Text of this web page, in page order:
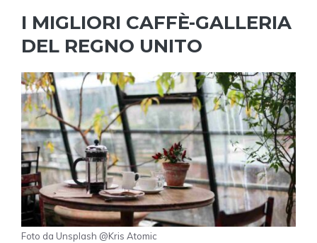
I MIGLIORI CAFFÈ-GALLERIA
DEL REGNO UNITO
Foto da Unsplash @Kris Atomic